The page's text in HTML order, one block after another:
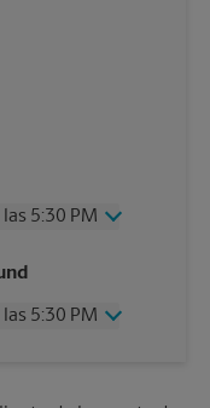
5:30 PM
5:30 PM